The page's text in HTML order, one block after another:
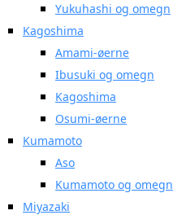
Yukuhashi og omegn
Kagoshima
Amami-øerne
Ibusuki og omegn
Kagoshima
Osumi-øerne
Kumamoto
Aso
Kumamoto og omegn
Miyazaki